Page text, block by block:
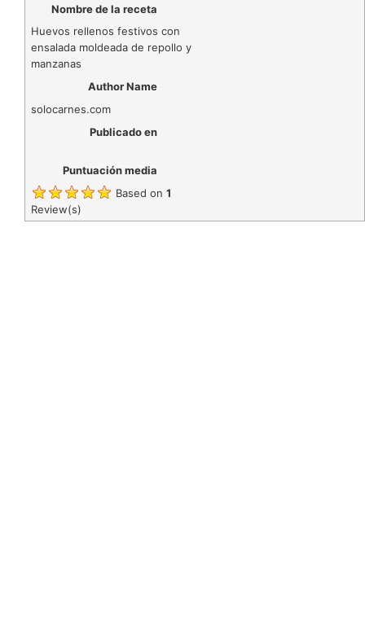
Nombre de la receta
Huevos rellenos festivos con
ensalada moldeada de repollo y
manzanas
Author Name
solocarnes.com
Publicado en
Puntuación media
Based on 1
Review(s)